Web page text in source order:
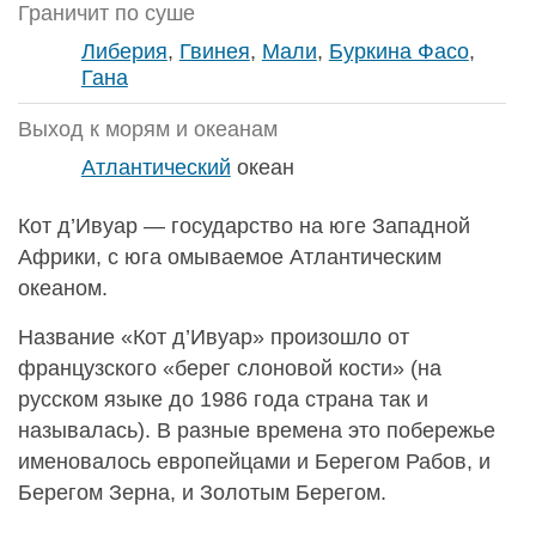
Граничит по суше
Либерия, Гвинея, Мали, Буркина Фасо,
Гана
Выход к морям и океанам
Атлантический океан
Кот д’Ивуар — государство на юге Западной
Африки, с юга омываемое Атлантическим
океаном.
Название «Кот д’Ивуар» произошло от
французского «берег слоновой кости» (на
русском языке до 1986 года страна так и
называлась). В разные времена это побережье
именовалось европейцами и Берегом Рабов, и
Берегом Зерна, и Золотым Берегом.